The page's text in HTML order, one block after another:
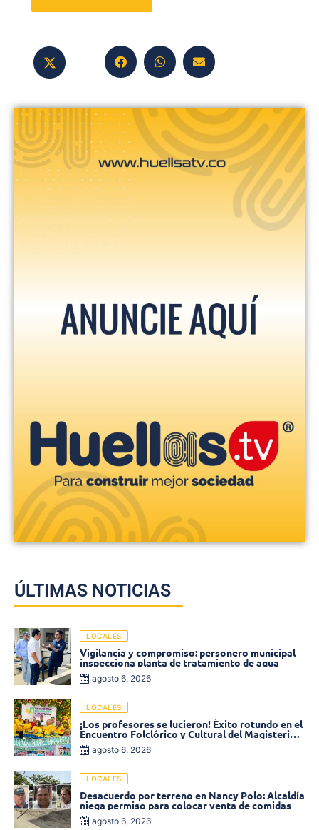
ÚLTIMAS NOTICIAS
LOCALES
Vigilancia y compromiso: personero municipal
inspecciona planta de tratamiento de agua
agosto 6, 2026
LOCALES
¡Los profesores se lucieron! Éxito rotundo en el
Encuentro Folclórico y Cultural del Magisterio
2026 en Ciénaga
agosto 6, 2026
LOCALES
Desacuerdo por terreno en Nancy Polo: Alcaldía
niega permiso para colocar venta de comidas
agosto 6, 2026